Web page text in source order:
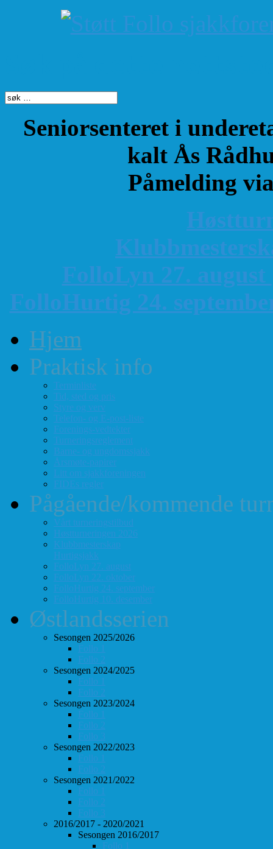
Seniorsenteret i
kalt Ås
Påmelding
K
FolloLyn 27. august
FolloHurtig 24.
Hjem
Praktisk info
Terminliste
Tid, sted og pris
Styre og verv
Telefon- og E-post-liste
Forenings-vedtekter
Turneringsreglement
Barne- og ungdomssjakk
Årsmøte-papirer
Litt om sjakkforeningen
FIDEs regler
Pågående/kommende
Vårt turneringstilbud
Høstturneringen 2026
Klubbmesterskap
Hurtigsjakk
FolloLyn 27. august
FolloLyn 22. oktober
FolloHurtig 24. september
FolloHurtig 10. desember
Østlandsserien
Sesongen 2025/2026
Follo 1
Follo 2
Sesongen 2024/2025
Follo 1
Follo 2
Sesongen 2023/2024
Follo 1
Follo 2
Follo 3
Sesongen 2022/2023
Follo 1
Follo 2
Sesongen 2021/2022
Follo 1
Follo 2
Follo 3
2016/2017 - 2020/2021
Sesongen 2016/2017
Follo 1